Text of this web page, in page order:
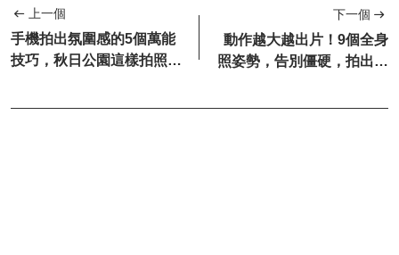
上一個
手機拍出氛圍感的5個萬能
技巧，秋日公園這樣拍照氛
下一個
動作越大越出片！9個全身
照姿勢，告別僵硬，拍出滿